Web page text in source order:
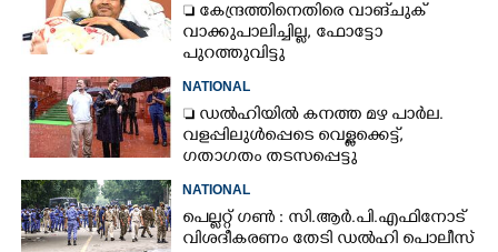
 കേന്ദ്രത്തിനെതിരെ വാങ്‌ചുക്
വാക്കുപാലിച്ചില്ല, ഫോട്ടോ
പുറത്തുവിട്ടു
NATIONAL
 ഡൽഹിയിൽ കനത്ത മഴ പാർല.
വളപ്പിലുൾപ്പെടെ വെള്ളക്കെട്ട്,
ഗതാഗതം തടസപ്പെട്ടു
NATIONAL
പെല്ലറ്റ് ഗൺ : സി.ആർ.പി.എഫിനോട്
വിശദീകരണം തേടി ഡൽഹി പൊലീസ്